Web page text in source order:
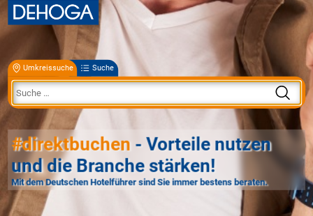
Umkreissuche Suche
#direktbuchen - Vorteile nutzen
und die Branche stärken!
Mit dem Deutschen Hotelführer sind Sie immer bestens beraten.